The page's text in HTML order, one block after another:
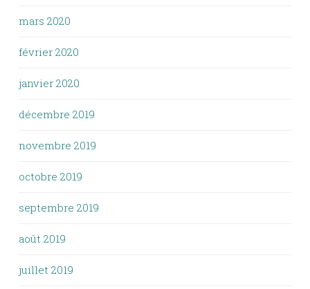
mars 2020
février 2020
janvier 2020
décembre 2019
novembre 2019
octobre 2019
septembre 2019
août 2019
juillet 2019